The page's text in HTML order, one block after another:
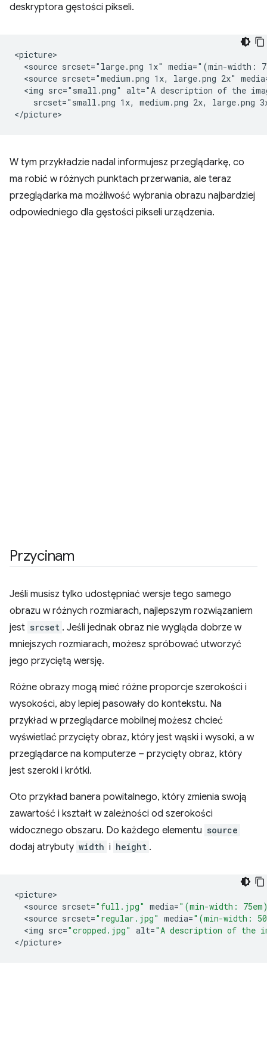
deskryptora gęstości pikseli.
<picture>
<source srcset="large.png 1x" media="(min-width:
<source srcset="medium.png 1x, large.png 2x"
<img src="small.png" alt="A description of the
srcset="small.png 1x, medium.png 2x, large.png
W tym przykładzie nadal informujesz przeglądarkę, co
ma robić w różnych punktach przerwania, ale teraz
przeglądarka ma możliwość wybrania obrazu najbardziej
odpowiedniego dla gęstości pikseli urządzenia.
Przycinam
Jeśli musisz tylko udostępniać wersje tego samego
obrazu w różnych rozmiarach, najlepszym rozwiązaniem
jest srcset . Jeśli jednak obraz nie wygląda dobrze w
mniejszych rozmiarach, możesz spróbować utworzyć
jego przyciętą wersję.
Różne obrazy mogą mieć różne proporcje szerokości i
wysokości, aby lepiej pasowały do kontekstu. Na
przykład w przeglądarce mobilnej możesz chcieć
wyświetlać przycięty obraz, który jest wąski i wysoki, a w
przeglądarce na komputerze – przycięty obraz, który
jest szeroki i krótki.
Oto przykład banera powitalnego, który zmienia swoją
zawartość i kształt w zależności od szerokości
widocznego obszaru. Do każdego elementu source
dodaj atrybuty width i height .
<picture
<source srcset="full.jpg" media="(min-width:
<source srcset="regular.jpg" media="(min-width:
<img src="cropped.jpg" alt="A description of the
</picture